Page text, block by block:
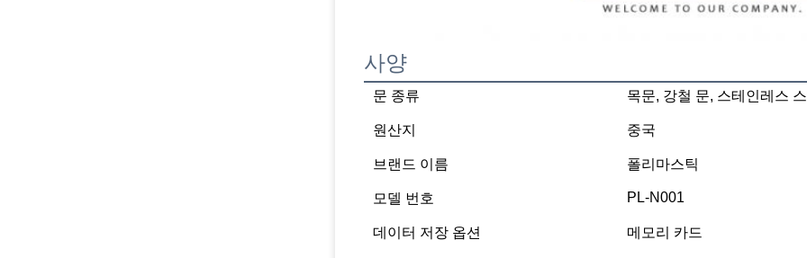
사양
문 종류 목문, 강철 문, 스테인레스
원산지 중국
브랜드 이름 폴리마스틱
모델 번호 PL-N001
데이터 저장 옵션 메모리 카드